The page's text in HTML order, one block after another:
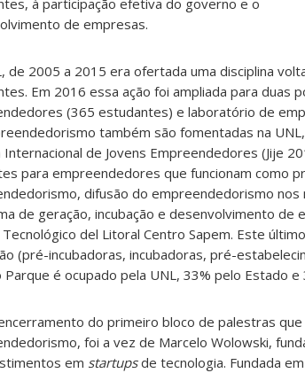
à participação efetiva do governo e o
de empresas.
de 2005 a 2015 era ofertada uma disciplina
Em 2016 essa ação foi ampliada para duas
(365 estudantes) e laboratório de
também são fomentadas na
Internacional de Jovens Empreendedores (Jije
para empreendedores que funcionam como
difusão do empreendedorismo nos
de geração, incubação e desenvolvimento de
del Litoral Centro Sapem. Este
(pré-incubadoras, incubadoras, pré-
Parque é ocupado pela UNL, 33% pelo Estado e
do primeiro bloco de palestras
foi a vez de Marcelo Wolowski,
em startupsde tecnologia. Fundada